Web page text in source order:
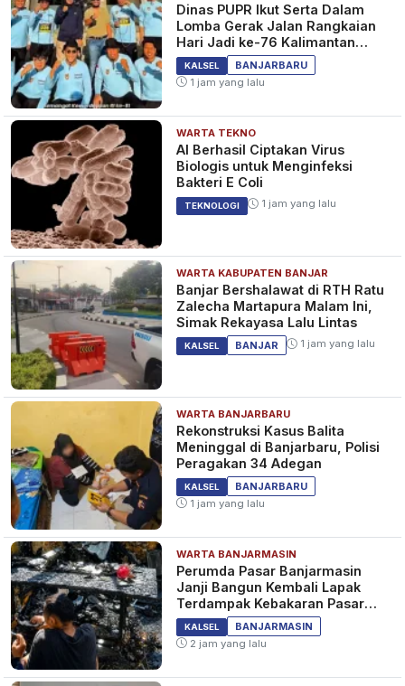
Dinas PUPR Ikut Serta Dalam
Lomba Gerak Jalan Rangkaian
Hari Jadi ke-76 Kalimantan
Selatan
KALSEL
BANJARBARU
1 jam yang lalu
WARTA TEKNO
AI Berhasil Ciptakan Virus
Biologis untuk Menginfeksi
Bakteri E Coli
TEKNOLOGI 1 jam yang lalu
WARTA KABUPATEN BANJAR
Banjar Bershalawat di RTH Ratu
Zalecha Martapura Malam Ini,
Simak Rekayasa Lalu Lintas
KALSEL BANJAR 1 jam yang lalu
WARTA BANJARBARU
Rekonstruksi Kasus Balita
Meninggal di Banjarbaru, Polisi
Peragakan 34 Adegan
KALSEL
BANJARBARU
1 jam yang lalu
WARTA BANJARMASIN
Perumda Pasar Banjarmasin
Janji Bangun Kembali Lapak
Terdampak Kebakaran Pasar
Teluk Dalam
KALSEL
BANJARMASIN
2 jam yang lalu